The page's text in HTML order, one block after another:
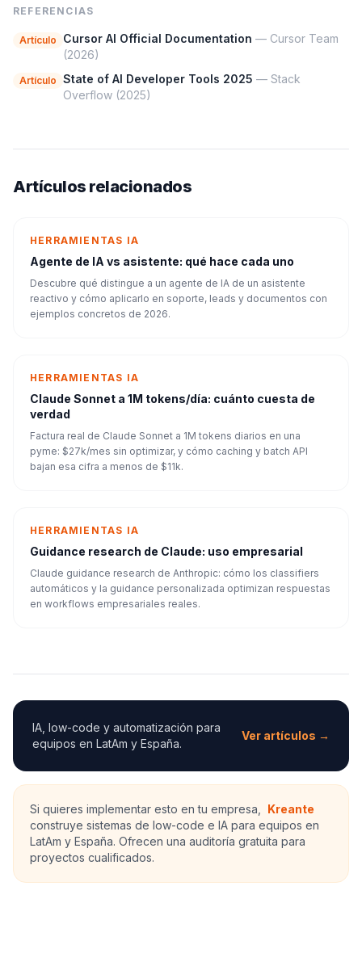
REFERENCIAS
Artículo Cursor AI Official Documentation — Cursor Team
(2026)
Artículo State of AI Developer Tools 2025 — Stack
Overflow (2025)
Artículos relacionados
HERRAMIENTAS IA
Agente de IA vs asistente: qué hace cada uno
Descubre qué distingue a un agente de IA de un asistente
reactivo y cómo aplicarlo en soporte, leads y documentos con
ejemplos concretos de 2026.
HERRAMIENTAS IA
Claude Sonnet a 1M tokens/día: cuánto cuesta de
verdad
Factura real de Claude Sonnet a 1M tokens diarios en una
pyme: $27k/mes sin optimizar, y cómo caching y batch API
bajan esa cifra a menos de $11k.
HERRAMIENTAS IA
Guidance research de Claude: uso empresarial
Claude guidance research de Anthropic: cómo los classifiers
automáticos y la guidance personalizada optimizan respuestas
en workflows empresariales reales.
IA, low-code y automatización para
equipos en LatAm y España.
Ver artículos →
Si quieres implementar esto en tu empresa,
Kreante
construye sistemas de low-code e IA para equipos en
LatAm y España. Ofrecen una auditoría gratuita para
proyectos cualificados.